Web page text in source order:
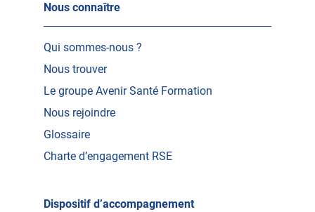
Nous connaître
Qui sommes-nous ?
Nous trouver
Le groupe Avenir Santé Formation
Nous rejoindre
Glossaire
Charte d’engagement RSE
Dispositif d’accompagnement